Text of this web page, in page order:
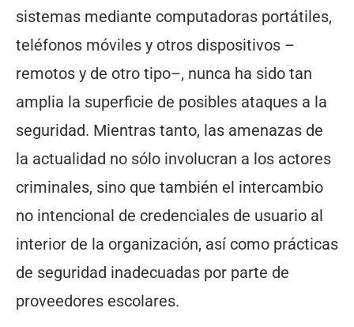
sistemas mediante computadoras portátiles,
teléfonos móviles y otros dispositivos –
remotos y de otro tipo–, nunca ha sido tan
amplia la superficie de posibles ataques a la
seguridad. Mientras tanto, las amenazas de
la actualidad no sólo involucran a los actores
criminales, sino que también el intercambio
no intencional de credenciales de usuario al
interior de la organización, así como prácticas
de seguridad inadecuadas por parte de
proveedores escolares.